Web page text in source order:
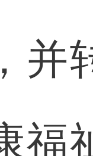
并
福